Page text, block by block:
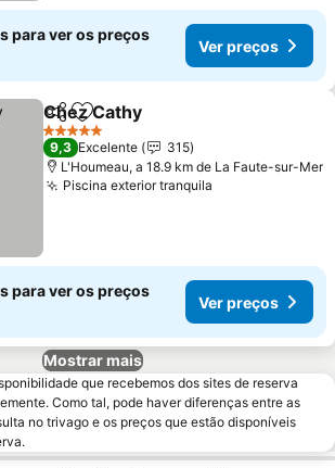
para ver os preços
Ver preços
PartilharAdicionar aos favoritos
Chez Cathy
5 Estrelas
9,3 Excelente
315
L'Houmeau, a 18.9 km de La Faute-sur-Mer
Piscina exterior tranquila
para ver os preços
Ver preços
Mostrar mais
que recebemos dos sites de reserva
Como tal, pode haver diferenças entre as
no trivago e os preços que estão disponíveis